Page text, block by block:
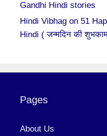
Gandhi Hindi stories
Hindi Vibhag on 51
Hindi ( जन्मदिन की
Pages
About Us